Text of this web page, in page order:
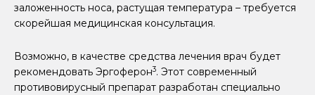
заложенность носа, растущая температура – требуется
скорейшая медицинская консультация.
Возможно, в качестве средства лечения врач будет
рекомендовать Эргоферон3. Этот современный
противовирусный препарат разработан специально